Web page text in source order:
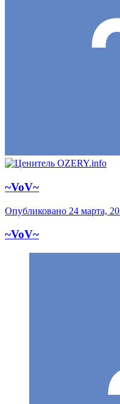
~VoV~
Опубликовано 24 марта,
~VoV~